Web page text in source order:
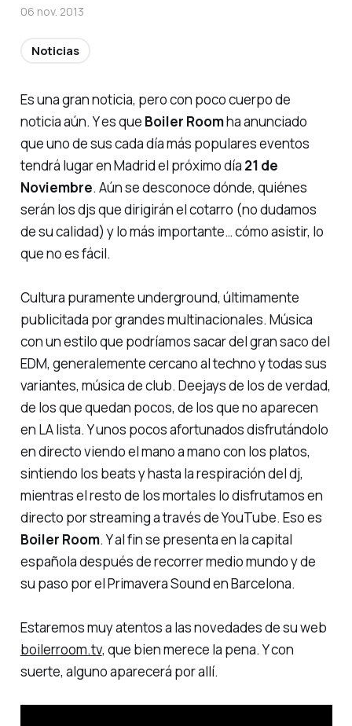
Es una gran noticia, pero con poco cuerpo de
noticia aún. Y es que Boiler Roomha anunciado
que uno de sus cada día más populares eventos
tendrá lugar en Madrid el próximo día 21 de
Noviembre. Aún se desconoce dónde, quiénes
serán los djs que dirigirán el cotarro (no dudamos
de su calidad) y lo más importante… cómo asistir, lo
que no es fácil.
Cultura puramente underground, últimamente
publicitada por grandes multinacionales. Música
con un estilo que podríamos sacar del gran saco del
EDM, generalemente cercano al techno y todas sus
variantes, música de club. Deejays de los de verdad,
de los que quedan pocos, de los que no aparecen
en LA lista. Y unos pocos afortunados disfrutándolo
en directo viendo el mano a mano con los platos,
sintiendo los beats y hasta la respiración del dj,
mientras el resto de los mortales lo disfrutamos en
directo por streaming a través de YouTube. Eso es
Boiler Room. Y al fin se presenta en la capital
española después de recorrer medio mundo y de
su paso por el Primavera Sound en Barcelona.
Estaremos muy atentos a las novedades de su web
boilerroom.tv, que bien merece la pena. Y con
suerte, alguno aparecerá por allí.
06 nov. 2013
Noticias